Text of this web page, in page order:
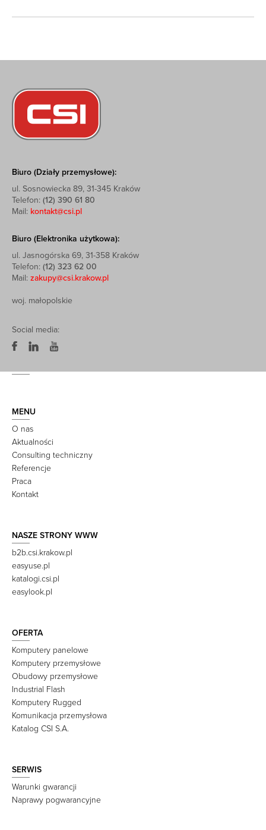
Biuro (Działy przemysłowe):
ul. Sosnowiecka 89, 31-345 Kraków
Telefon: (12) 390 61 80
Mail: kontakt@csi.pl
Biuro (Elektronika użytkowa):
ul. Jasnogórska 69, 31-358 Kraków
Telefon: (12) 323 62 00
Mail: zakupy@csi.krakow.pl
woj. małopolskie
Social media:
MENU
O nas
Aktualności
Consulting techniczny
Referencje
Praca
Kontakt
NASZE STRONY WWW
b2b.csi.krakow.pl
easyuse.pl
katalogi.csi.pl
easylook.pl
OFERTA
Komputery panelowe
Komputery przemysłowe
Obudowy przemysłowe
Industrial Flash
Komputery Rugged
Komunikacja przemysłowa
Katalog CSI S.A.
SERWIS
Warunki gwarancji
Naprawy pogwarancyjne